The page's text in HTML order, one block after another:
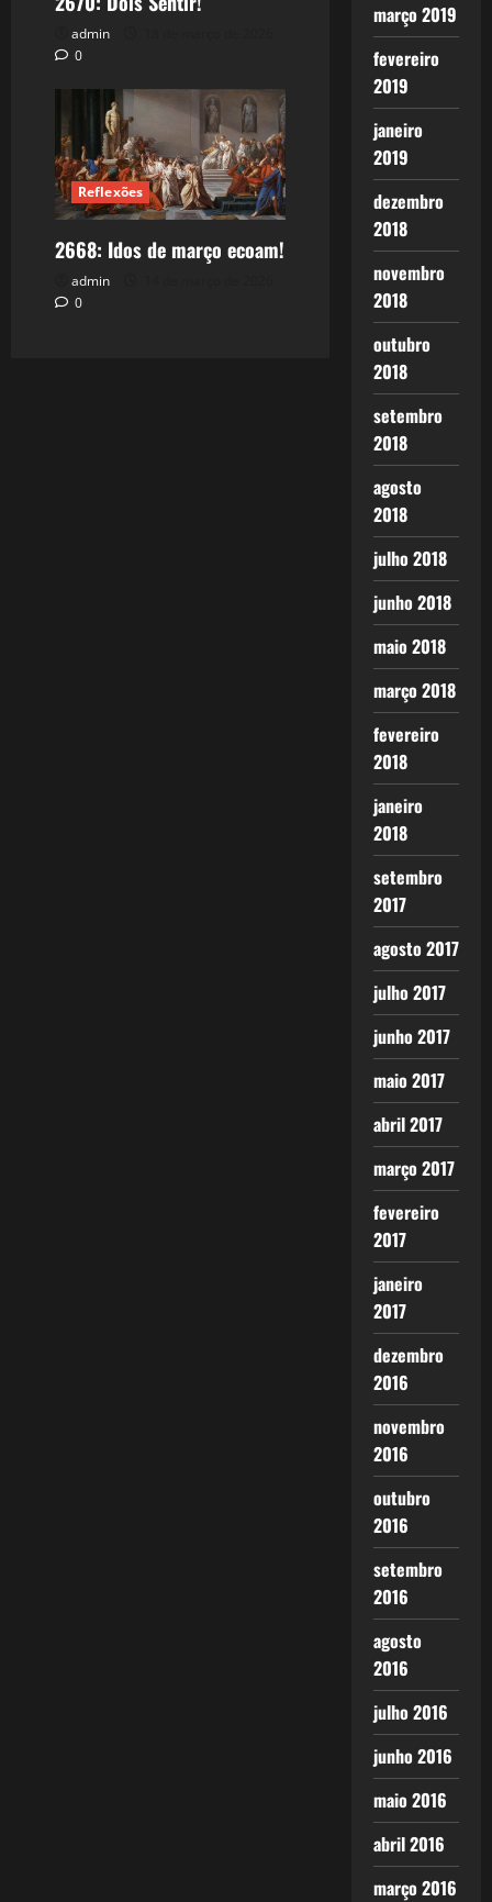
admin
0
Reflexões
2668: Idos de março ecoam!
admin
0
março 2019
fevereiro
2019
janeiro
2019
dezembro
2018
novembro
2018
outubro
2018
setembro
2018
agosto
2018
julho 2018
junho 2018
maio 2018
março 2018
fevereiro
2018
janeiro
2018
setembro
2017
agosto 2017
julho 2017
junho 2017
maio 2017
abril 2017
março 2017
fevereiro
2017
janeiro
2017
dezembro
2016
novembro
2016
outubro
2016
setembro
2016
agosto
2016
julho 2016
junho 2016
maio 2016
abril 2016
março 2016